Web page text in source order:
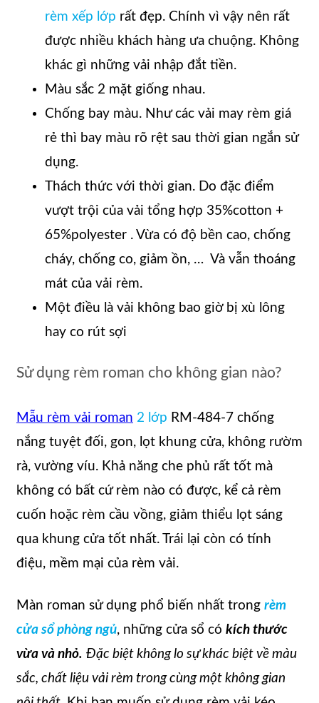
rèm xếp lớp rất đẹp. Chính vì vậy nên rất
được nhiều khách hàng ưa chuộng. Không
khác gì những vải nhập đắt tiền.
Màu sắc 2 mặt giống nhau.
Chống bay màu. Như các vải may rèm giá
rẻ thì bay màu rõ rệt sau thời gian ngắn sử
dụng.
Thách thức với thời gian. Do đặc điểm
vượt trội của vải tổng hợp 35%cotton +
65%polyester . Vừa có độ bền cao, chống
cháy, chống co, giảm ồn, … Và vẫn thoáng
mát của vải rèm.
Một điều là vải không bao giờ bị xù lông
hay co rút sợi
Sử dụng rèm roman cho không gian nào?
Mẫu rèm vải roman 2 lớp RM-484-7 chống
nắng tuyệt đối, gon, lọt khung cửa, không rườm
rà, vường víu. Khả năng che phủ rất tốt mà
không có bất cứ rèm nào có được, kể cả rèm
cuốn hoặc rèm cầu vồng, giảm thiểu lọt sáng
qua khung cửa tốt nhất. Trái lại còn có tính
điệu, mềm mại của rèm vải.
Màn roman sử dụng phổ biến nhất trong rèm
cửa sổ phòng ngủ, những cửa sổ có kích thước
vừa và nhỏ. Đặc biệt không lo sự khác biệt về màu
sắc, chất liệu vải rèm trong cùng một không gian